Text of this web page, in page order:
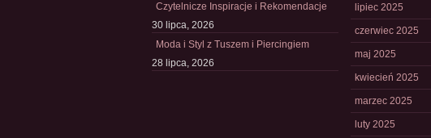
Czytelnicze Inspiracje i Rekomendacje
30 lipca, 2026
Moda i Styl z Tuszem i Piercingiem
28 lipca, 2026
lipiec 2025
czerwiec 2025
maj 2025
kwiecień 2025
marzec 2025
luty 2025